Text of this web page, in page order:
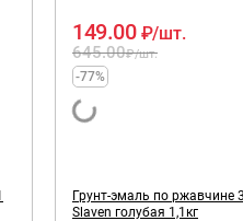
645.00₽/шт.
149.00 ₽/шт.
-77%
Грунт-эмаль по ржавчине
Slaven голубая 1,1кг